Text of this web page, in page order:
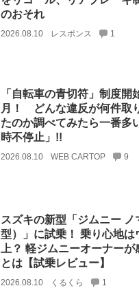
のおそれ
2026.08.10 レスポンス 1
「自転車の青切符」制度開
月！ どんな違反が何件取
たのか調べてみたら一番多
時不停止」!!
2026.08.10 WEB CARTOP 9
スズキの新型「ジムニー ノ
型）」に試乗！ 乗り心地は
上？ 軽ジムニーオーナー
とは【試乗レビュー】
2026.08.10 くるくら 1